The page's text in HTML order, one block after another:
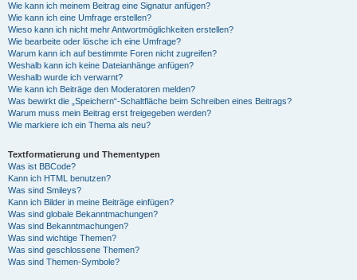
Wie kann ich meinem Beitrag eine Signatur anfügen?
Wie kann ich eine Umfrage erstellen?
Wieso kann ich nicht mehr Antwortmöglichkeiten erstellen?
Wie bearbeite oder lösche ich eine Umfrage?
Warum kann ich auf bestimmte Foren nicht zugreifen?
Weshalb kann ich keine Dateianhänge anfügen?
Weshalb wurde ich verwarnt?
Wie kann ich Beiträge den Moderatoren melden?
Was bewirkt die „Speichern“-Schaltfläche beim Schreiben eines Beitrags?
Warum muss mein Beitrag erst freigegeben werden?
Wie markiere ich ein Thema als neu?
Textformatierung und Thementypen
Was ist BBCode?
Kann ich HTML benutzen?
Was sind Smileys?
Kann ich Bilder in meine Beiträge einfügen?
Was sind globale Bekanntmachungen?
Was sind Bekanntmachungen?
Was sind wichtige Themen?
Was sind geschlossene Themen?
Was sind Themen-Symbole?